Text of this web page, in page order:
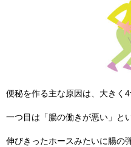
便秘を作る主な原因は、大きく4
一つ目は「腸の働きが悪い」と
伸びきったホースみたいに腸の